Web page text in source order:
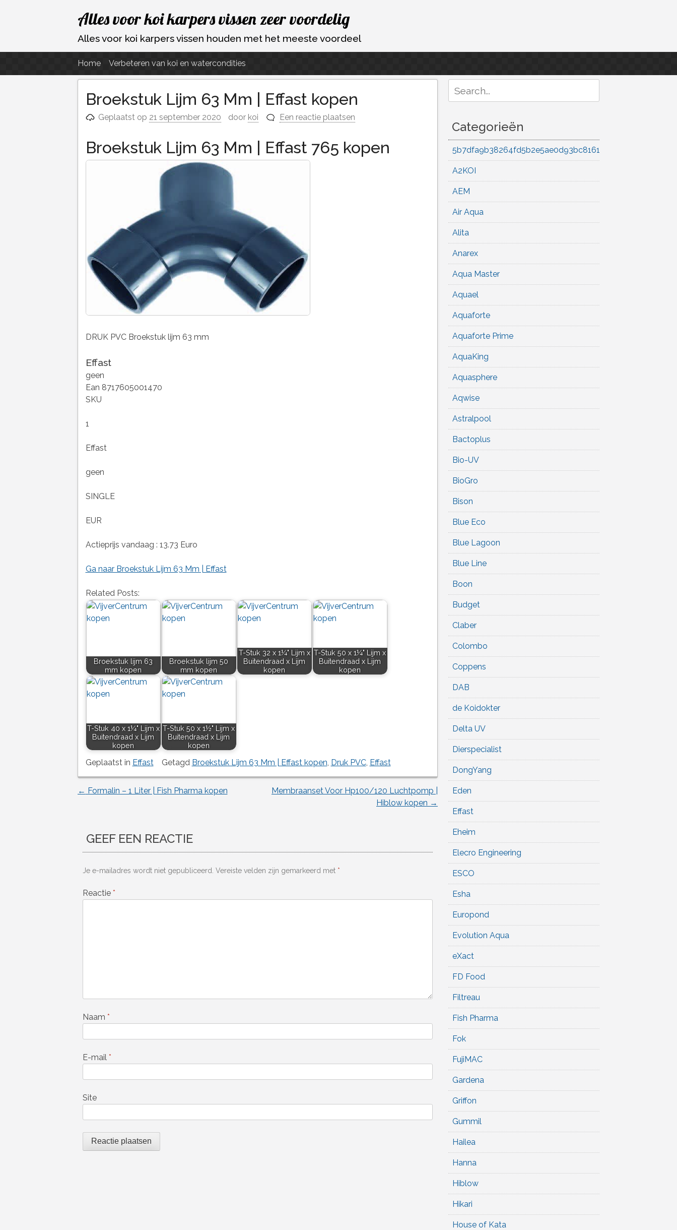
Ga
naar
de
Alles voor koi karpers vissen zeer voordelig
Alles voor koi karpers vissen houden met het meeste voordeel
Home Verbeteren van koi en watercondities
Broekstuk Lijm 63 Mm | Effast kopen
Geplaatst op 21 september 2020 door koi Een reactie plaatsen
Broekstuk Lijm 63 Mm | Effast 765 kopen
DRUK PVC Broekstuk lijm 63 mm
Effast
geen
Ean 8717605001470
SKU
1
Effast
geen
SINGLE
EUR
Actieprijs vandaag : 13.73 Euro
Ga naar Broekstuk Lijm 63 Mm | Effast
Related Posts:
Broekstuk lijm 63
mm kopen
Broekstuk lijm 50
mm kopen
T-Stuk 32 x 1¼" Lijm x
Buitendraad x Lijm
kopen
T-Stuk 50 x 1¼" Lijm x
Buitendraad x Lijm
kopen
T-Stuk 40 x 1¼" Lijm x
Buitendraad x Lijm
kopen
T-Stuk 50 x 1½" Lijm x
Buitendraad x Lijm
kopen
Geplaatst in Effast Getagd Broekstuk Lijm 63 Mm | Effast kopen, Druk PVC, Effast
Berichtnavigatie
← Formalin – 1 Liter | Fish Pharma kopen
Membraanset Voor Hp100/120 Luchtpomp |
Hiblow kopen →
GEEF EEN REACTIE
Je e-mailadres wordt niet gepubliceerd. Vereiste velden zijn gemarkeerd met *
Reactie *
Naam *
E-mail *
Site
for:
Categorieën
5b7dfa9b38264fd5b2e5ae0d93bc8161
A2KOI
AEM
Air Aqua
Alita
Anarex
Aqua Master
Aquael
Aquaforte
Aquaforte Prime
AquaKing
Aquasphere
Aqwise
Astralpool
Bactoplus
Bio-UV
BioGro
Bison
Blue Eco
Blue Lagoon
Blue Line
Boon
Budget
Claber
Colombo
Coppens
DAB
de Koidokter
Delta UV
Dierspecialist
DongYang
Eden
Effast
Eheim
Elecro Engineering
ESCO
Esha
Europond
Evolution Aqua
eXact
FD Food
Filtreau
Fish Pharma
Fok
FujiMAC
Gardena
Griffon
Gummil
Hailea
Hanna
Hiblow
Hikari
House of Kata